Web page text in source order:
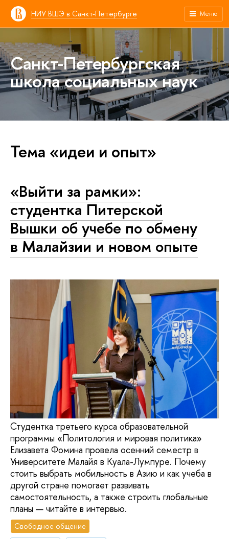
НИУ ВШЭ в Санкт-Петербурге Меню
Санкт-Петербургская
школа социальных наук
Тема «идеи и опыт»
«Выйти за рамки»:
студентка Питерской
Вышки об учебе по обмену
в Малайзии и новом опыте
Студентка третьего курса образовательной
программы «Политология и мировая политика»
Елизавета Фомина провела осенний семестр в
Университете Малайя в Куала-Лумпуре. Почему
стоить выбрать мобильность в Азию и как учеба в
другой стране помогает развивать
самостоятельность, а также строить глобальные
планы — читайте в интервью.
Свободное общение